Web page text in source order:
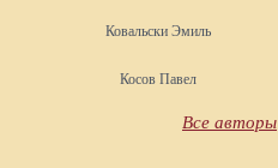
Ковальски Эмиль
Косов Павел
Все авторы